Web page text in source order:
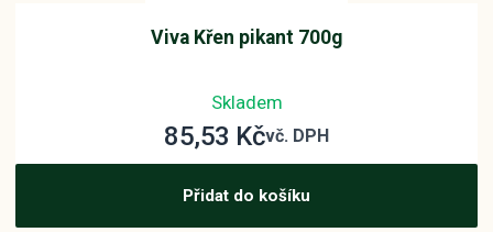
Viva Křen pikant 700g
Skladem
85,53 Kčvč. DPH
Přidat do košíku